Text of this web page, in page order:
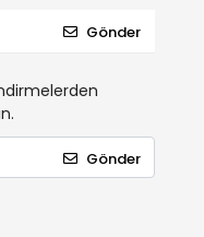
Gönder
Gönder